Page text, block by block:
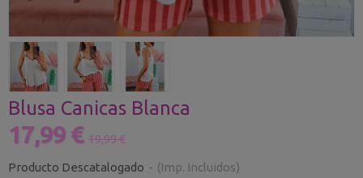
Blusa Canicas Blanca
17,99 € 19,99 €
Producto Descatalogado - (Imp. Incluidos)